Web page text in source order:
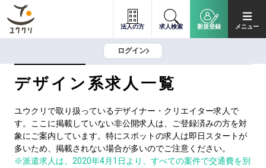
法人の方 求人検索 新規登録 メニュー
ログイン
デザイン系求人一覧
ユウクリで取り扱っているデザイナー・クリエイター求人で
す。ここに掲載していない非公開求人は、ご登録済みの方を対
象にご案内しています。特にスポットの求人は即日スタートが
多いため、掲載されない場合が多いのでご注意ください。
※派遣求人は、2020年4月1日より、すべての案件で交通費を別